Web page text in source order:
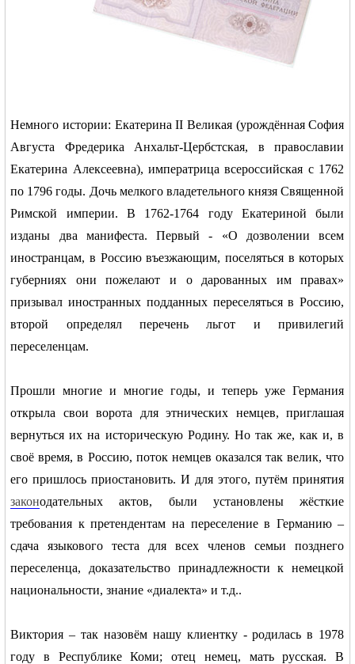
MEINLAND.
RU
Немного истории: ЕкатеринаII Великая(урождённаяСофия
Августа Фредерика Анхальт-Цербстская, в православии
Екатерина Алексеевна),императрица всероссийская с 1762
по 1796 годы. Дочь мелкого владетельного князяСвященной
Римской империи. В 1762-1764 году Екатериной были
изданы два манифеста. Первый
- «О дозволении всем
иностранцам, в Россию въезжающим, поселяться в которых
губерниях они пожелают и о дарованных им правах»
призывал иностранных подданных переселяться в Россию,
второй определял перечень льгот и привилегий
переселенцам.
Прошли многие и многие годы, и теперь уже Германия
открыла свои ворота для этнических немцев, приглашая
вернуться их на историческую Родину. Но так же, как и, в
своё время, в Россию, поток немцев оказался так велик, что
его пришлось приостановить. И для этого, путём принятия
законодательных актов, были установлены жёсткие
требования к претендентам на переселение в Германию –
сдача языкового теста для всех членов семьи позднего
переселенца, доказательство принадлежности к немецкой
национальности, знание «диалекта» и т.д..
Виктория – так назовём нашу клиентку - родилась в 1978
году в Республике Коми; отец немец, мать русская. В